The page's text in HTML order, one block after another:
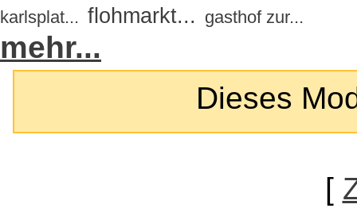
karlsplat... flohmarkt... gasthof zur...
mehr...
Dieses
[